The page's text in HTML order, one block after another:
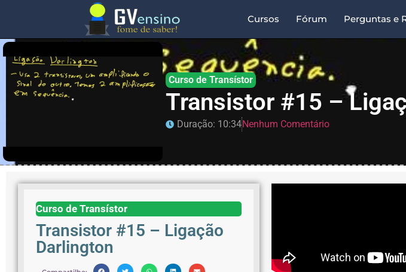
Cursos Fórum Perguntas e
Curso de Transístor
Transistor #15 –
Duração: 10:34Nenhum Comentário
Curso de Transístor
Transistor #15 – Ligação
Darlington